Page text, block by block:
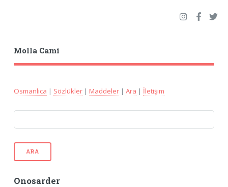
Molla Cami
Osmanlıca | Sözlükler| Maddeler| Ara | İletişim
ARA
Onosarder